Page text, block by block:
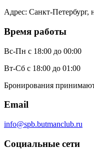
Адрес: Санкт-Петербург,
Время работы
Вс-Пн с 18:00 до 00:00
Вт-Сб с 18:00 до 01:00
Бронирования
Email
info@spb.butmanclub.ru
Социальные сети